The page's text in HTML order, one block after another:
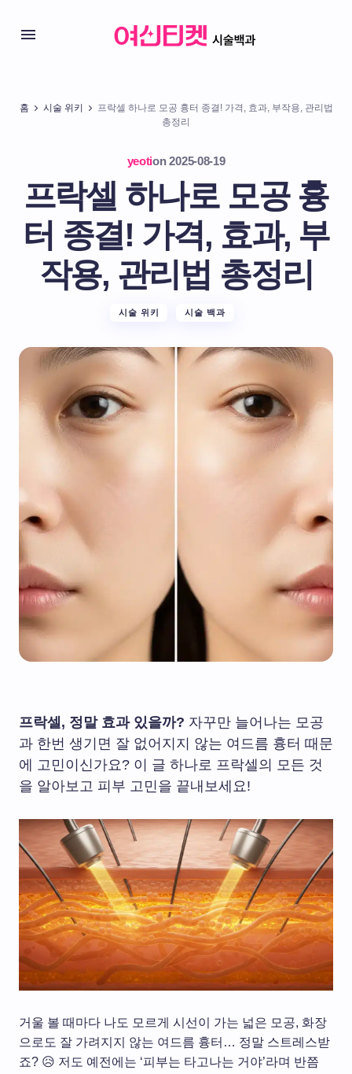
홈 시술 위키
프락셀 하나로 모공 흉터 종결! 가격, 효과, 부작용, 관리법
총정리
yeotion 2025-08-19
프락셀 하나로 모공 흉
터 종결! 가격, 효과, 부
작용, 관리법 총정리
시술 위키 시술 백과
프락셀, 정말 효과 있을까? 자꾸만 늘어나는 모공
과 한번 생기면 잘 없어지지 않는 여드름 흉터 때문
에 고민이신가요? 이 글 하나로 프락셀의 모든 것
을 알아보고 피부 고민을 끝내보세요!
거울 볼 때마다 나도 모르게 시선이 가는 넓은 모공, 화장
으로도 잘 가려지지 않는 여드름 흉터… 정말 스트레스받
죠? 😥 저도 예전에는 ‘피부는 타고나는 거야’라며 반쯤